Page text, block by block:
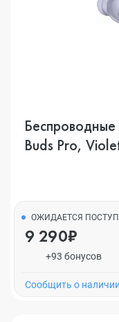
Buds Pro,
ОЖИДАЕТСЯ
9 290₽
+93 бонусов
Cообщить о наличии